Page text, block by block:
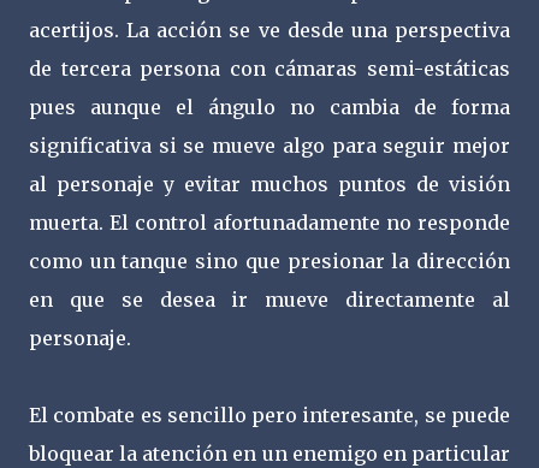
acertijos. La acción se ve desde una perspectiva
de tercera persona con cámaras semi-estáticas
pues aunque el ángulo no cambia de forma
significativa si se mueve algo para seguir mejor
al personaje y evitar muchos puntos de visión
muerta. El control afortunadamente no responde
como un tanque sino que presionar la dirección
en que se desea ir mueve directamente al
personaje.
El combate es sencillo pero interesante, se puede
bloquear la atención en un enemigo en particular